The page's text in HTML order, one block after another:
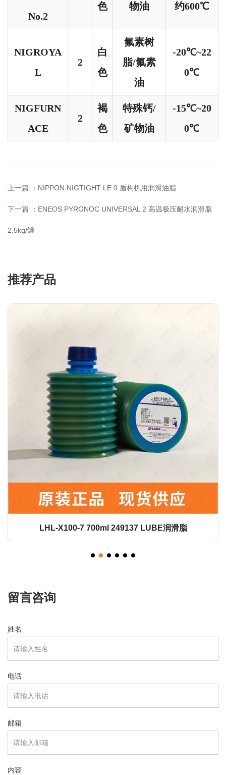
No.2
色
物油 约600℃
NIGROYA
L
2
白
色
氟素树
脂/氟素
油
-20℃~22
0℃
NIGFURN
ACE
2
褐
色
特殊钙/
矿物油
-15℃~20
0℃
上一篇 ： NIPPON NIGTIGHT LE 0 盾构机用润滑油脂
下一篇 ： ENEOS PYRONOC UNIVERSAL 2 高温极压耐水润滑脂
2.5kg/罐
推荐产品
LHL-X100-7 700ml 249137 LUBE润滑脂
留言咨询
姓名
电话
邮箱
内容